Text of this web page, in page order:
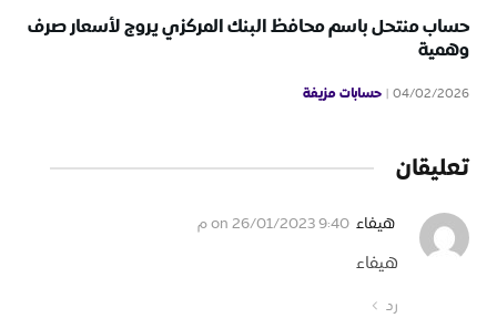
حساب منتحل باسم محافظ البنك المركزي يروج لأسعار صرف
وهمية
04/02/2026 حسابات مزيفة
تعليقان
هيفاء 26/01/2023 9:40 م
هيفاء
رد